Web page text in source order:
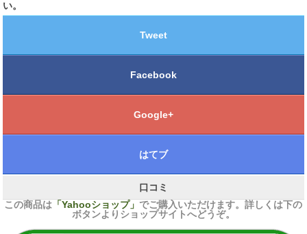
い。
Tweet
Facebook
Google+
はてブ
口コミ
この商品は 「Yahooショップ」でご購入いただけます。詳しくは下の
ボタンよりショップサイトへどうぞ。